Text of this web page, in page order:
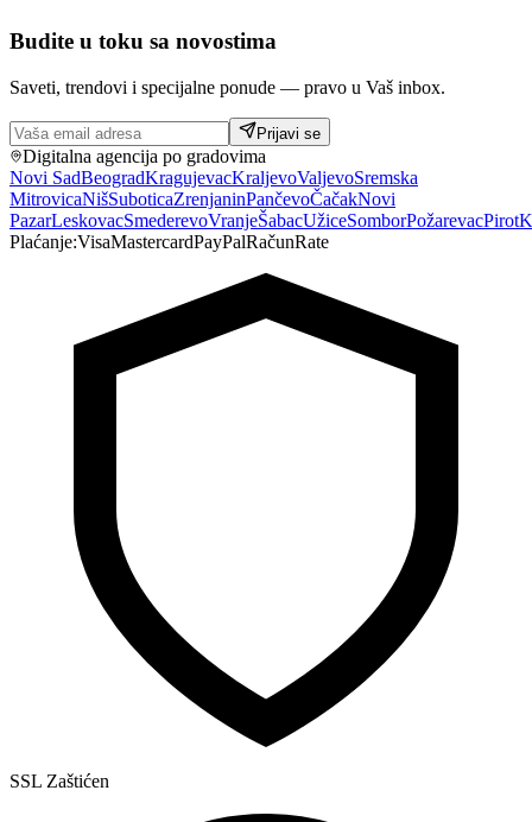
Budite u toku sa novostima
Saveti, trendovi i specijalne ponude — pravo u Vaš inbox.
Prijavi se
Digitalna agencija po gradovima
Novi SadBeogradKragujevacKraljevoValjevoSremska
MitrovicaNišSuboticaZrenjaninPančevoČačakNovi
PazarLeskovacSmederevoVranjeŠabacUžiceSomborPožarevacPirot
Plaćanje:VisaMastercardPayPalRačunRate
SSL Zaštićen